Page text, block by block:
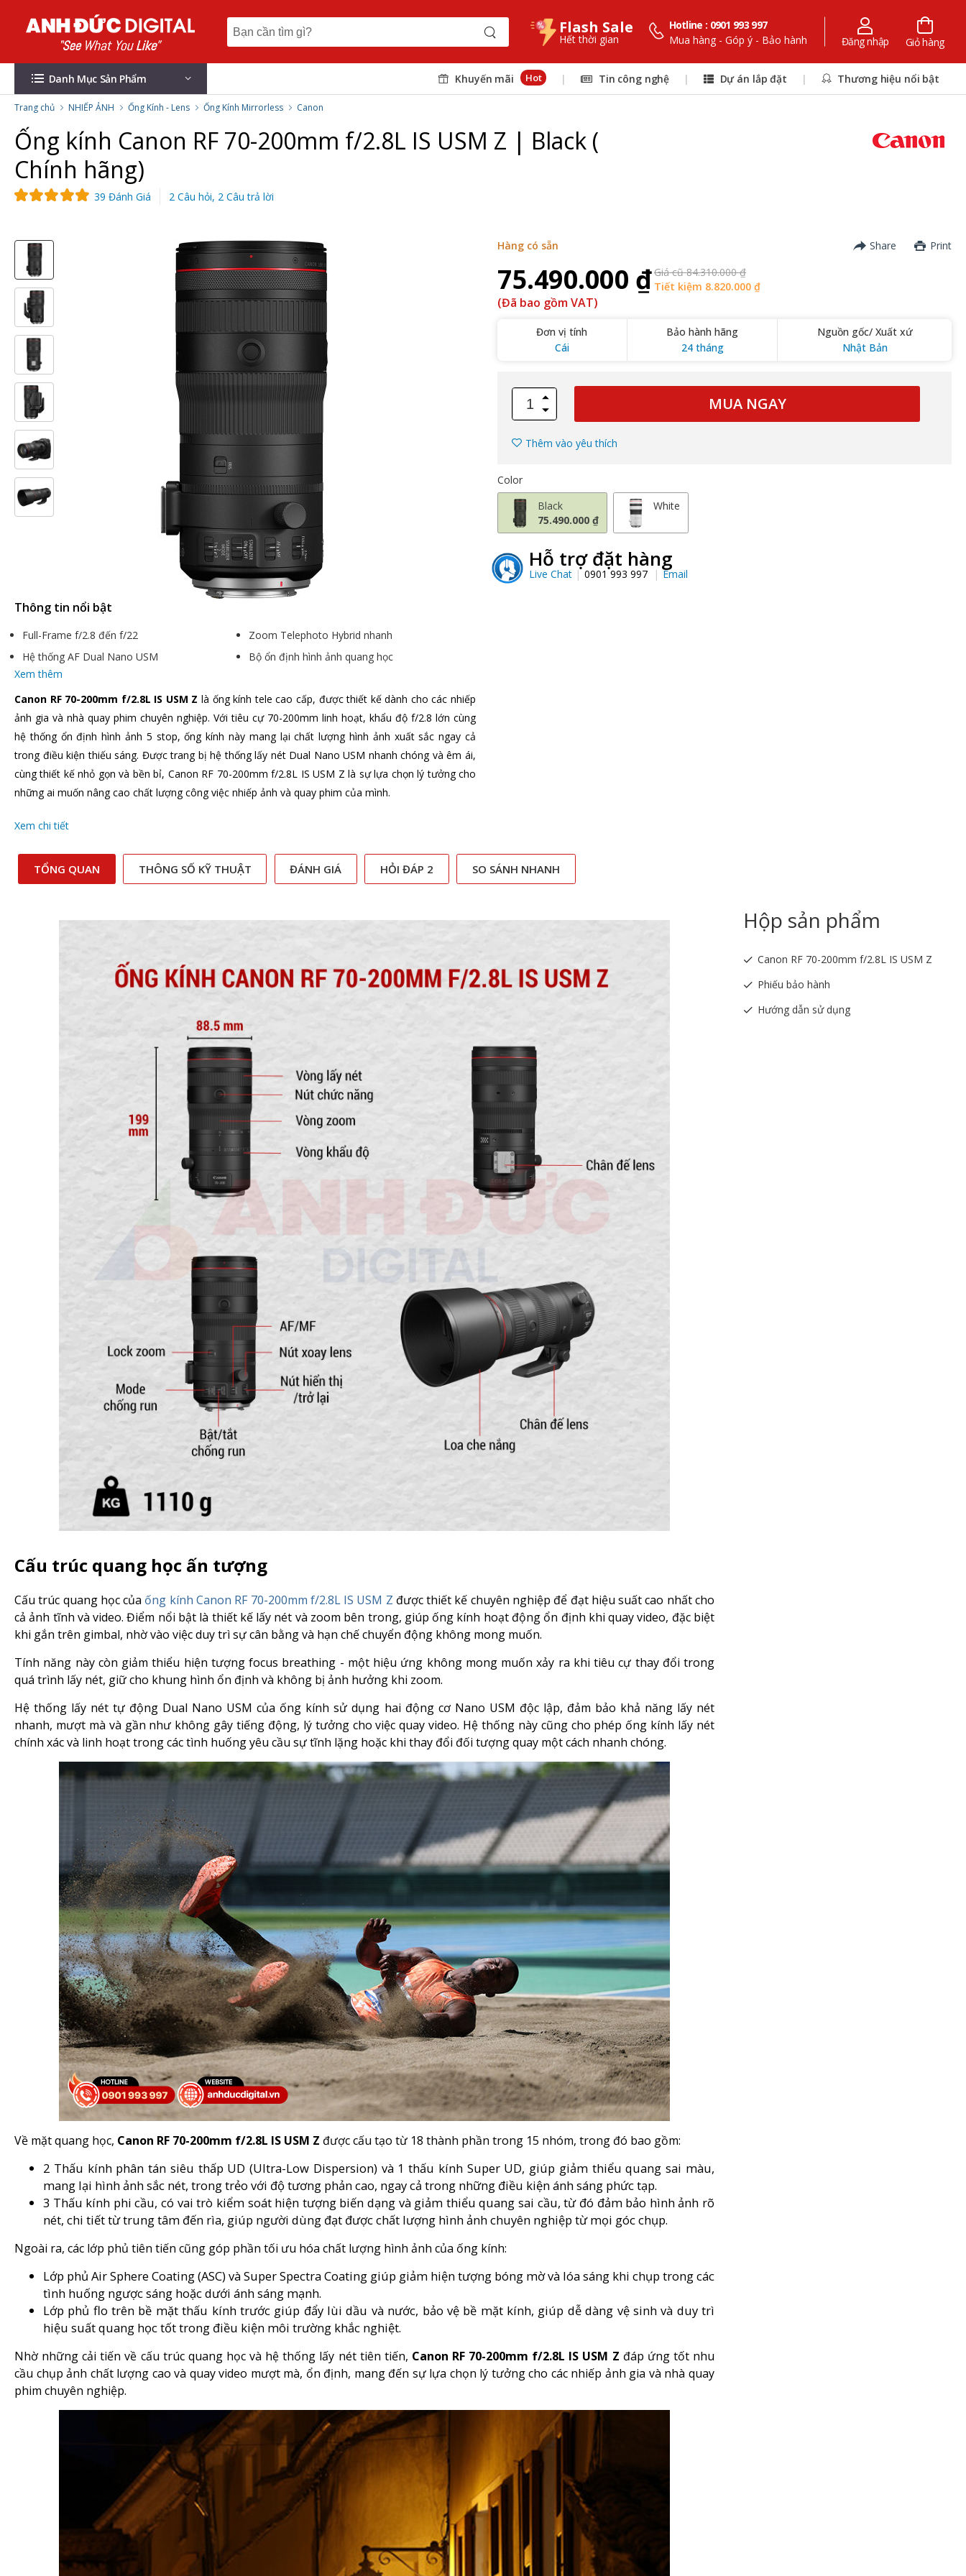
Flash Sale
Hết thời gian
Hotline : 0901 993 997
Mua hàng - Góp ý - Bảo hành
Đăng nhập Giỏ hàng
Danh Mục Sản Phẩm Khuyến mãi Hot | Tin công nghệ | Dự án lắp đặt | Thương hiệu nổi bật
Trang chủ NHIẾP ẢNH Ống Kính - Lens Ống Kính Mirrorless Canon
Ống kính Canon RF 70-200mm f/2.8L IS USM Z | Black (
Chính hãng)
39 Đánh Giá 2 Câu hỏi, 2 Câu trả lời
Thông tin nổi bật
Full-Frame f/2.8 đến f/22
Zoom Telephoto Hybrid nhanh
Hệ thống AF Dual Nano USM
Bộ ổn định hình ảnh quang học
Xem thêm
Canon RF 70-200mm f/2.8L IS USM Z là ống kính tele cao cấp, được thiết kế dành cho các nhiếp
ảnh gia và nhà quay phim chuyên nghiệp. Với tiêu cự 70-200mm linh hoạt, khẩu độ f/2.8 lớn cùng
hệ thống ổn định hình ảnh 5 stop, ống kính này mang lại chất lượng hình ảnh xuất sắc ngay cả
trong điều kiện thiếu sáng. Được trang bị hệ thống lấy nét Dual Nano USM nhanh chóng và êm ái,
cùng thiết kế nhỏ gọn và bền bỉ, Canon RF 70-200mm f/2.8L IS USM Z là sự lựa chọn lý tưởng cho
những ai muốn nâng cao chất lượng công việc nhiếp ảnh và quay phim của mình.
Xem chi tiết
Hàng có sẵn Share Print
75.490.000 ₫ Giá cũ 84.310.000 ₫
Tiết kiệm 8.820.000 ₫
(Đã bao gồm VAT)
Đơn vị tính
Cái
Bảo hành hãng
24 tháng
Nguồn gốc/ Xuất xứ
Nhật Bản
MUA NGAY
Thêm vào yêu thích
Color
Black
75.490.000 ₫
White
Hỗ trợ đặt hàng
Live Chat 0901 993 997 Email
TỔNG QUAN THÔNG SỐ KỸ THUẬT ĐÁNH GIÁ HỎI ĐÁP 2 SO SÁNH NHANH
Cấu trúc quang học ấn tượng
Cấu trúc quang học của ống kính Canon RF 70-200mm f/2.8L IS USM Z được thiết kế chuyên nghiệp để đạt hiệu suất cao nhất cho
cả ảnh tĩnh và video. Điểm nổi bật là thiết kế lấy nét và zoom bên trong, giúp ống kính hoạt động ổn định khi quay video, đặc biệt
khi gắn trên gimbal, nhờ vào việc duy trì sự cân bằng và hạn chế chuyển động không mong muốn.
Tính năng này còn giảm thiểu hiện tượng focus breathing - một hiệu ứng không mong muốn xảy ra khi tiêu cự thay đổi trong
quá trình lấy nét, giữ cho khung hình ổn định và không bị ảnh hưởng khi zoom.
Hệ thống lấy nét tự động Dual Nano USM của ống kính sử dụng hai động cơ Nano USM độc lập, đảm bảo khả năng lấy nét
nhanh, mượt mà và gần như không gây tiếng động, lý tưởng cho việc quay video. Hệ thống này cũng cho phép ống kính lấy nét
chính xác và linh hoạt trong các tình huống yêu cầu sự tĩnh lặng hoặc khi thay đổi đối tượng quay một cách nhanh chóng.
Về mặt quang học, Canon RF 70-200mm f/2.8L IS USM Z được cấu tạo từ 18 thành phần trong 15 nhóm, trong đó bao gồm:
2 Thấu kính phân tán siêu thấp UD (Ultra-Low Dispersion) và 1 thấu kính Super UD, giúp giảm thiểu quang sai màu,
mang lại hình ảnh sắc nét, trong trẻo với độ tương phản cao, ngay cả trong những điều kiện ánh sáng phức tạp.
3 Thấu kính phi cầu, có vai trò kiểm soát hiện tượng biến dạng và giảm thiểu quang sai cầu, từ đó đảm bảo hình ảnh rõ
nét, chi tiết từ trung tâm đến rìa, giúp người dùng đạt được chất lượng hình ảnh chuyên nghiệp từ mọi góc chụp.
Ngoài ra, các lớp phủ tiên tiến cũng góp phần tối ưu hóa chất lượng hình ảnh của ống kính:
Lớp phủ Air Sphere Coating (ASC) và Super Spectra Coating giúp giảm hiện tượng bóng mờ và lóa sáng khi chụp trong các
tình huống ngược sáng hoặc dưới ánh sáng mạnh.
Lớp phủ flo trên bề mặt thấu kính trước giúp đẩy lùi dầu và nước, bảo vệ bề mặt kính, giúp dễ dàng vệ sinh và duy trì
hiệu suất quang học tốt trong điều kiện môi trường khắc nghiệt.
Nhờ những cải tiến về cấu trúc quang học và hệ thống lấy nét tiên tiến, Canon RF 70-200mm f/2.8L IS USM Z đáp ứng tốt nhu
cầu chụp ảnh chất lượng cao và quay video mượt mà, ổn định, mang đến sự lựa chọn lý tưởng cho các nhiếp ảnh gia và nhà quay
phim chuyên nghiệp.
Hộp sản phẩm
Canon RF 70-200mm f/2.8L IS USM Z
Phiếu bảo hành
Hướng dẫn sử dụng